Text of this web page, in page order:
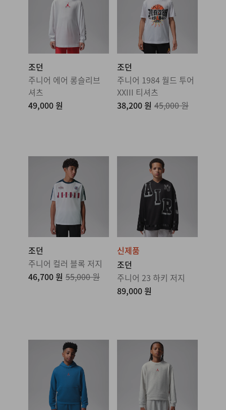
조던
주니어 에어 롱슬리브
셔츠
49,000 원
조던
주니어 1984 월드 투어
XXIII 티셔츠
38,200 원 45,000 원
조던
주니어 컬러 블록 저지
46,700 원 55,000 원
신제품
조던
주니어 23 하키 저지
89,000 원